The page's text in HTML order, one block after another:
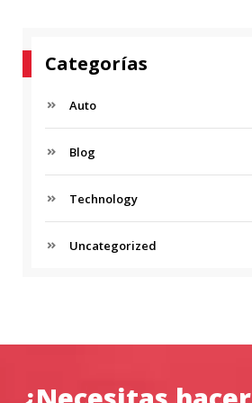
Categorías
Auto
Blog
Technology
Uncategorized